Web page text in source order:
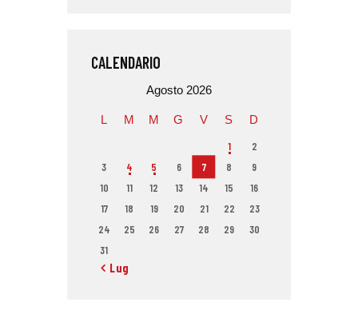
CALENDARIO
Agosto 2026
L M M G V S D
1
2
3
4 5 6 7 8
9
10
11 12 13 14 15
16
17
18 19 20 21 22
23
24
25 26 27 28 29
30
31
« Lug